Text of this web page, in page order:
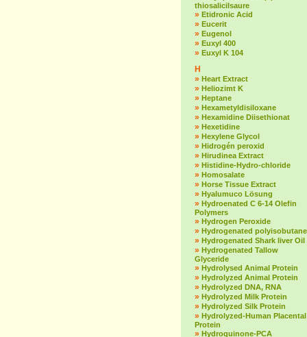
thiosalicilsaure
» Etidronic Acid
» Eucerit
» Eugenol
» Euxyl 400
» Euxyl K 104
H
» Heart Extract
» Heliozimt K
» Heptane
» Hexametyldisiloxane
» Hexamidine Diisethionat
» Hexetidine
» Hexylene Glycol
» Hidrogén peroxid
» Hirudinea Extract
» Histidine-Hydro-chloride
» Homosalate
» Horse Tissue Extract
» Hyalumuco Lösung
» Hydroenated C 6-14 Olefin
Polymers
» Hydrogen Peroxide
» Hydrogenated polyisobutane
» Hydrogenated Shark liver Oil
» Hydrogenated Tallow
Glyceride
» Hydrolysed Animal Protein
» Hydrolyzed Animal Protein
» Hydrolyzed DNA, RNA
» Hydrolyzed Milk Protein
» Hydrolyzed Silk Protein
» Hydrolyzed-Human Placental
Protein
» Hydroquinone-PCA